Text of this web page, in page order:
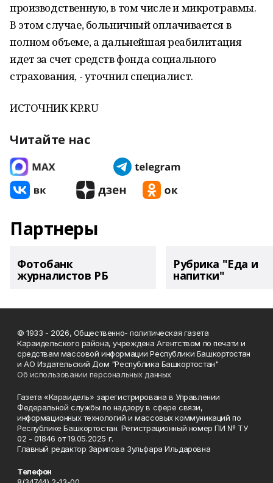
производственную, в том числе и микротравмы.
В этом случае, больничный оплачивается в
полном объеме, а дальнейшая реабилитация
идет за счет средств фонда социального
страхования, - уточнил специалист.
ИСТОЧНИК KP.RU
Читайте нас
Партнеры
Фотобанк
журналистов РБ
Рубрика "Еда и
напитки"
© 1933 - 2026, Общественно- политическая газета
Караидельского района, учреждена Агентством по печати и
средствам массовой информации Республики Башкортостан
и АО Издательский Дом "Республика Башкортостан"
Об использовании персональных данных
Газета «Караидель» зарегистрирована в Управлении
Федеральной службы по надзору в сфере связи,
информационных технологий и массовых коммуникаций по
Республике Башкортостан. Регистрационный номер ПИ № ТУ
02 - 01846 от 19.05.2025 г.
Главный редактор Зарипова Зульфара Ильдаровна
Телефон